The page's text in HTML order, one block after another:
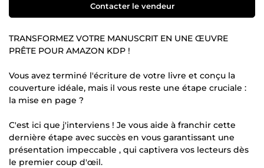
Contacter le vendeur
TRANSFORMEZ VOTRE MANUSCRIT EN UNE ŒUVRE
PRÊTE POUR AMAZON KDP !
Vous avez terminé l'écriture de votre livre et conçu la
couverture idéale, mais il vous reste une étape cruciale :
la mise en page ?
C'est ici que j'interviens ! Je vous aide à franchir cette
dernière étape avec succès en vous garantissant une
présentation impeccable , qui captivera vos lecteurs dès
le premier coup d'œil.